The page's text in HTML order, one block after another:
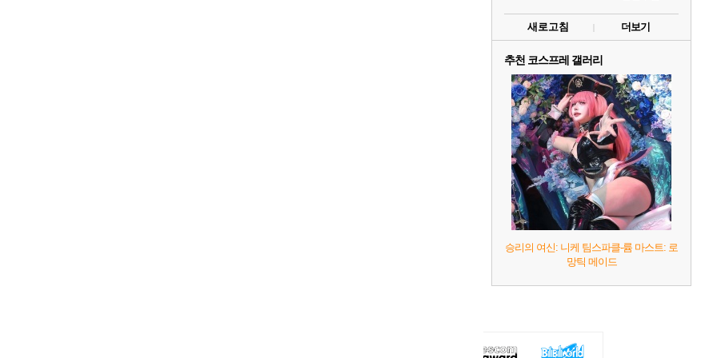
새로고침 더보기
추천 코스프레 갤러리
승리의 여신: 니케 팀스파클-륨 마스트: 로
망틱 메이드